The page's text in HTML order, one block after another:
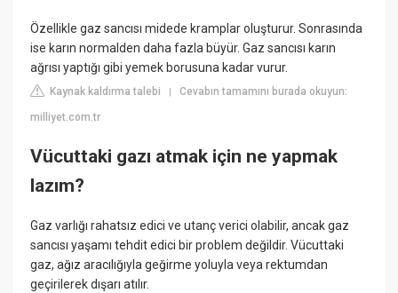
Özellikle gaz sancısı midede kramplar oluşturur. Sonrasında
ise karın normalden daha fazla büyür. Gaz sancısı karın
ağrısı yaptığı gibi yemek borusuna kadar vurur.
Kaynak kaldırma talebi |Cevabın tamamını burada okuyun:
milliyet.com.tr
Vücuttaki gazı atmak için ne yapmak
lazım?
Gaz varlığı rahatsız edici ve utanç verici olabilir, ancak gaz
sancısı yaşamı tehdit edici bir problem değildir. Vücuttaki
gaz, ağız aracılığıyla geğirme yoluyla veya rektumdan
geçirilerek dışarı atılır.